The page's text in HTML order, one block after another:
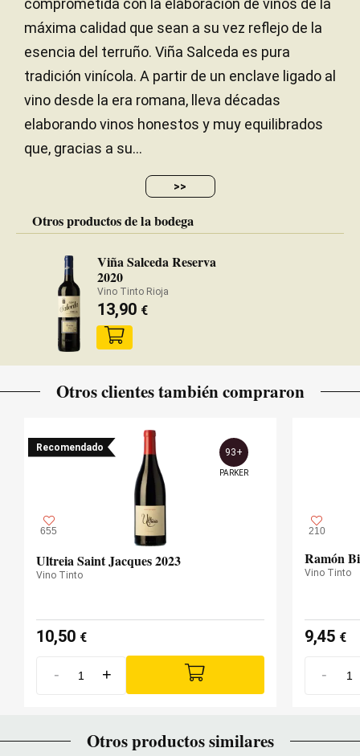
máxima calidad que sean a su vez reflejo de la
esencia del terruño. Viña Salceda es pura
tradición vinícola. A partir de un enclave ligado al
vino desde la era romana, lleva décadas
elaborando vinos honestos y muy equilibrados
que, gracias a su...
>>
Otros productos de la bodega
Viña Salceda Reserva
2020
Vino Tinto Rioja
13,90 €
Otros clientes también compraron
Recomendado
655
93+
PARKER
Ultreia Saint Jacques 2023
Vino Tinto
10,50 €
- +
210
Ramón
Vino Tinto
9,45 €
-
Otros productos similares